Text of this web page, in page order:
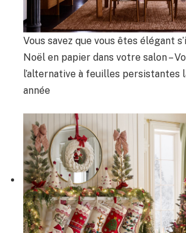
Vous savez que vous êtes élégant
Noël en papier dans votre salon –
l’alternative à feuilles persistantes
année